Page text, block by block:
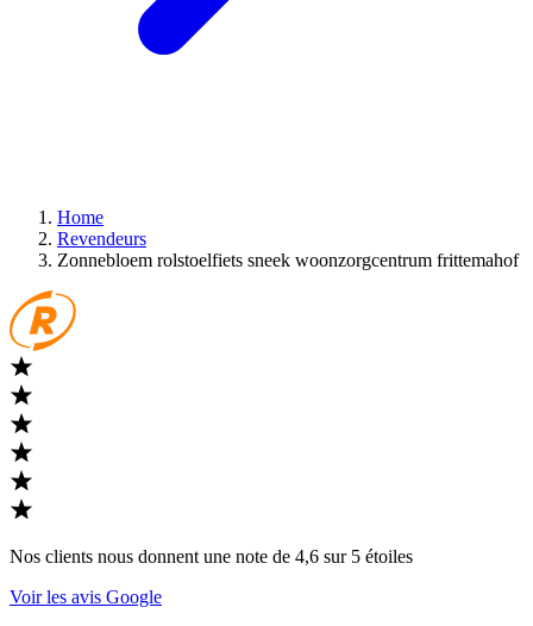
Home
Revendeurs
Zonnebloem rolstoelfiets sneek woonzorgcentrum frittemahof
Nos clients nous donnent une note de 4,6 sur 5 étoiles
Voir les avis Google